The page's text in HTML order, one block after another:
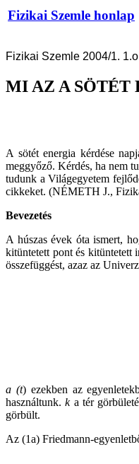
Fizikai Szemle honlap
Fizikai Szemle 2004/1.
MI AZ A SÖTÉT
A sötét energia kérdése
meggyőző. Kérdés, ha nem
tudunk a Világegyetem
cikkeket. (NÉMETH J.,
Bevezetés
A húszas évek óta ismert,
kitüntetett pont és kitüntetett
összefüggést, azaz az
a (t) ezekben az
használtunk.ka tér
görbült.
Az (1a) Friedmann-